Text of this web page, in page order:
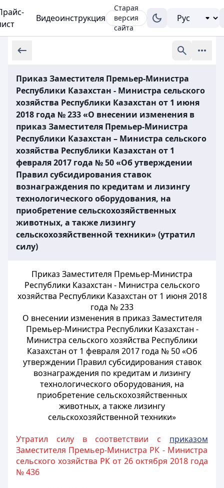
Видеоинструкция
Старая
версия
сайта
Приказ Заместителя Премьер-Министра
Республики Казахстан - Министра сельского
хозяйства Республики Казахстан от 1 июня
2018 года № 233 «О внесении изменения в
приказ Заместителя Премьер-Министра
Республики Казахстан – Министра сельского
хозяйства Республики Казахстан от 1
февраля 2017 года № 50 «Об утверждении
Правил субсидирования ставок
вознаграждения по кредитам и лизингу
технологического оборудования, на
приобретение сельскохозяйственных
животных, а также лизингу
сельскохозяйственной техники» (утратил
силу)
Приказ Заместителя Премьер-Министра
Республики Казахстан - Министра сельского
хозяйства Республики Казахстан от 1 июня 2018
года № 233
О внесении изменения в приказ Заместителя
Премьер-Министра Республики Казахстан -
Министра сельского хозяйства Республики
Казахстан от 1 февраля 2017 года № 50 «Об
утверждении Правил субсидирования ставок
вознаграждения по кредитам и лизингу
технологического оборудования, на
приобретение сельскохозяйственных
животных, а также лизингу
сельскохозяйственной техники»
Утратил силу в соответствии с приказом
Заместителя Премьер-Министра РК - Министра
сельского хозяйства РК от 26 октября 2018 года
№ 436